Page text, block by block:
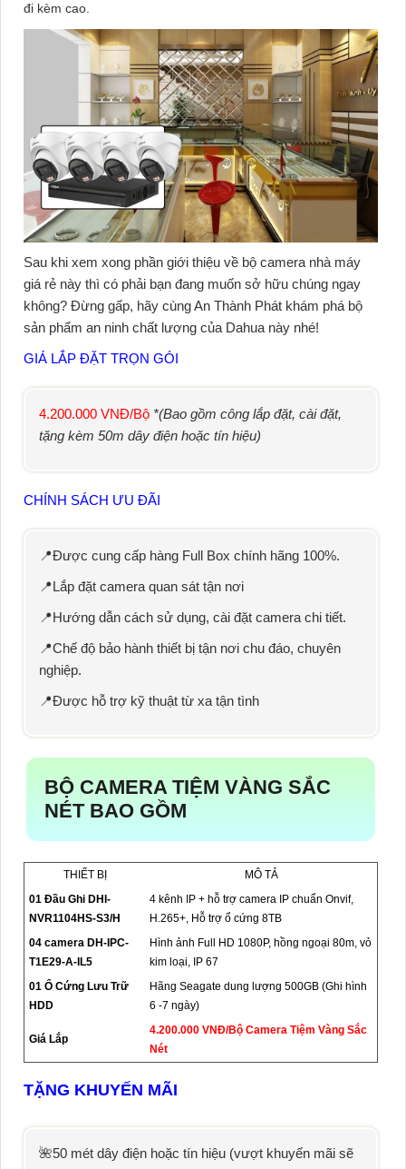
đi kèm cao.
Sau khi xem xong phần giới thiệu về bộ camera nhà máy
giá rẻ này thì có phải bạn đang muốn sở hữu chúng ngay
không? Đừng gấp, hãy cùng An Thành Phát khám phá bộ
sản phẩm an ninh chất lượng của Dahua này nhé!
GIÁ LẮP ĐẶT TRỌN GÓI
4.200.000 VNĐ/Bộ *(Bao gồm công lắp đặt, cài đặt,
tặng kèm 50m dây điện hoặc tín hiệu)
CHÍNH SÁCH ƯU ĐÃI
📍Được cung cấp hàng Full Box chính hãng 100%.
📍Lắp đặt camera quan sát tận nơi
📍Hướng dẫn cách sử dụng, cài đặt camera chi tiết.
📍Chế độ bảo hành thiết bị tận nơi chu đáo, chuyên
nghiệp.
📍Được hỗ trợ kỹ thuật từ xa tận tình
BỘ CAMERA TIỆM VÀNG SẮC
NÉT BAO GỒM
THIẾT BỊ
MÔ TẢ
01 Đầu Ghi DHI-
NVR1104HS-S3/H
4 kênh IP + hỗ trợ camera IP chuẩn Onvif,
H.265+, Hỗ trợ ổ cứng 8TB
04 camera DH-IPC-
T1E29-A-IL5
Hình ảnh Full HD 1080P, hồng ngoại 80m, vỏ
kim loại, IP 67
01 Ổ Cứng Lưu Trữ
HDD
Hãng Seagate dung lượng 500GB (Ghi hình
6 -7 ngày)
Giá Lắp
4.200.000 VNĐ/Bộ Camera Tiệm Vàng Sắc
Nét
TẶNG KHUYẾN MÃI
🌺50 mét dây điện hoặc tín hiệu (vượt khuyến mãi sẽ